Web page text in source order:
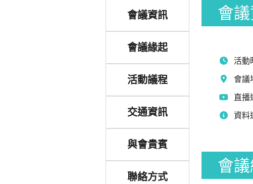
會議資訊
會議緣起
活動議程
交通資訊
與會貴賓
聯絡方式
會
活動
會議
直播
資料
會